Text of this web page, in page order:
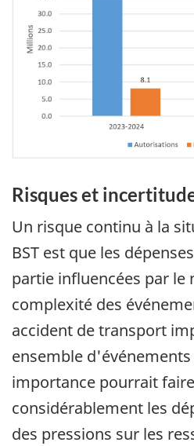
Risques et
Un risque continu à la
BST est que les
partie influencées par le
complexité des
accident de transport
ensemble
importance pourrait
considérablement les
des pressions sur les